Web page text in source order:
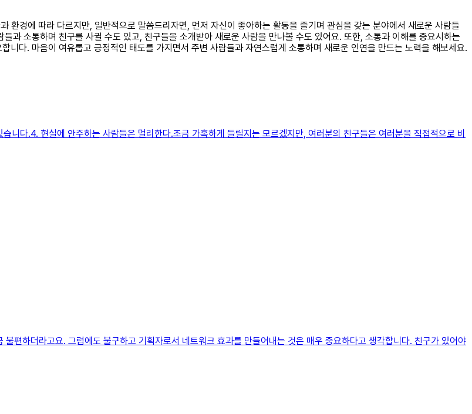
환경에 따라 다르지만, 일반적으로 말씀드리자면, 먼저 자신이 좋아하는 활동을 즐기며 관심을 갖는 분야에서 새로운 사람들
과 소통하며 친구를 사귈 수도 있고, 친구들을 소개받아 새로운 사람을 만나볼 수도 있어요. 또한, 소통과 이해를 중요시하는
니다. 마음이 여유롭고 긍정적인 태도를 가지면서 주변 사람들과 자연스럽게 소통하며 새로운 인연을 만드는 노력을 해보세요.
니다.​4. 현실에 안주하는 사람들은 멀리한다.조금 가혹하게 들릴지는 모르겠지만, 여러분의 친구들은 여러분을 직접적으로 비
편하더라고요. 그럼에도 불구하고 기획자로서 네트워크 효과를 만들어내는 것은 매우 중요하다고 생각합니다. 친구가 있어야